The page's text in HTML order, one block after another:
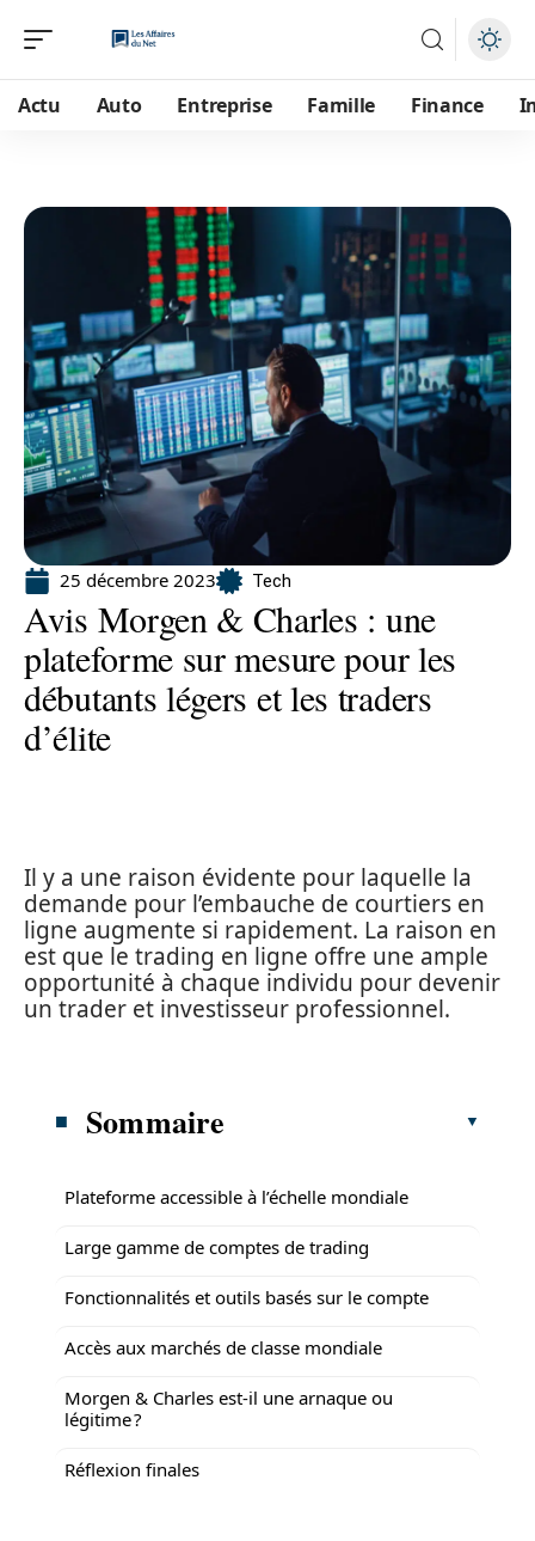
Actu Auto Entreprise Famille Finance
25 décembre 2023 Tech
Avis Morgen & Charles : une
plateforme sur mesure pour les
débutants légers et les traders
d’élite
Il y a une raison évidente pour laquelle la
demande pour l’embauche de courtiers en
ligne augmente si rapidement. La raison en
est que le trading en ligne offre une ample
opportunité à chaque individu pour devenir
un trader et investisseur professionnel.
Sommaire
Plateforme accessible à l’échelle mondiale
Large gamme de comptes de trading
Fonctionnalités et outils basés sur le compte
Accès aux marchés de classe mondiale
Morgen & Charles est-il une arnaque ou
légitime ?
Réflexion finales